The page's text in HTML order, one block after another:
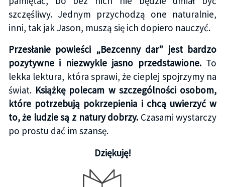
szczęśliwy. Jednym przychodzą one naturalnie,
inni, tak jak Jason, muszą się ich dopiero nauczyć.
Przesłanie powieści „Bezcenny dar” jest bardzo
pozytywne i niezwykle jasno przedstawione.To
lekka lektura, która sprawi, że cieplej spojrzymy na
świat. Książkę polecam w szczególności osobom,
które potrzebują pokrzepienia i chcą uwierzyć w
to, że ludzie są z natury dobrzy. Czasami wystarczy
po prostu dać im szansę.
Dziękuję!